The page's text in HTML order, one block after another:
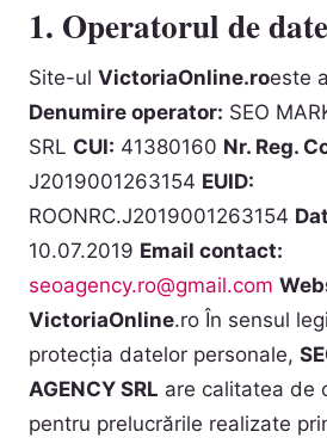
1. Operatorul de date
Site-ul VictoriaOnline.roeste
Denumire operator: SEO
SRL CUI: 41380160 Nr. Reg.
J2019001263154 EUID:
ROONRC.J2019001263154
10.07.2019 Email contact:
seoagency.ro@gmail.com
VictoriaOnline.ro În sensul
protecția datelor personale,
AGENCY SRL are calitatea de
pentru prelucrările realizate